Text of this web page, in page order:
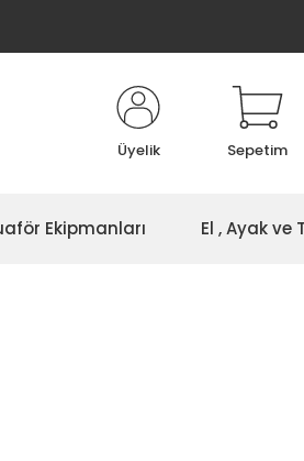
Üyelik Sepetim
Ekipmanları El , Ayak ve